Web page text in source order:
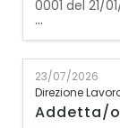
0001 del 21/
per azienda
PART TIME
risorsa
di pulizia e
garantendo
dell'igiene
...
23/07/2026
Direzione
Addetta/